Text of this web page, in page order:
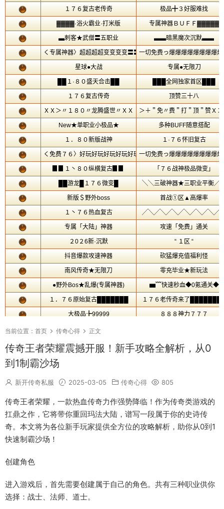
当前位置： 首页 传奇心得 正文
传奇王者荣耀震撼开服！新手攻略全解析，从0
到1制霸沙场
新开传奇私服 2025-03-05 传奇心得 805
传奇王者荣耀，一款热血传奇力作强势降临！作为传奇类游戏的
扛鼎之作，它将带你重回玛法大陆，谱写一段属于你的史诗传
奇。本文将为各位新手玩家提供全方位的攻略解析，助你从0到1
快速制霸沙场！
创建角色
进入游戏后，首先需要创建属于自己的角色。共有三种职业供你
选择：战士、法师、道士。